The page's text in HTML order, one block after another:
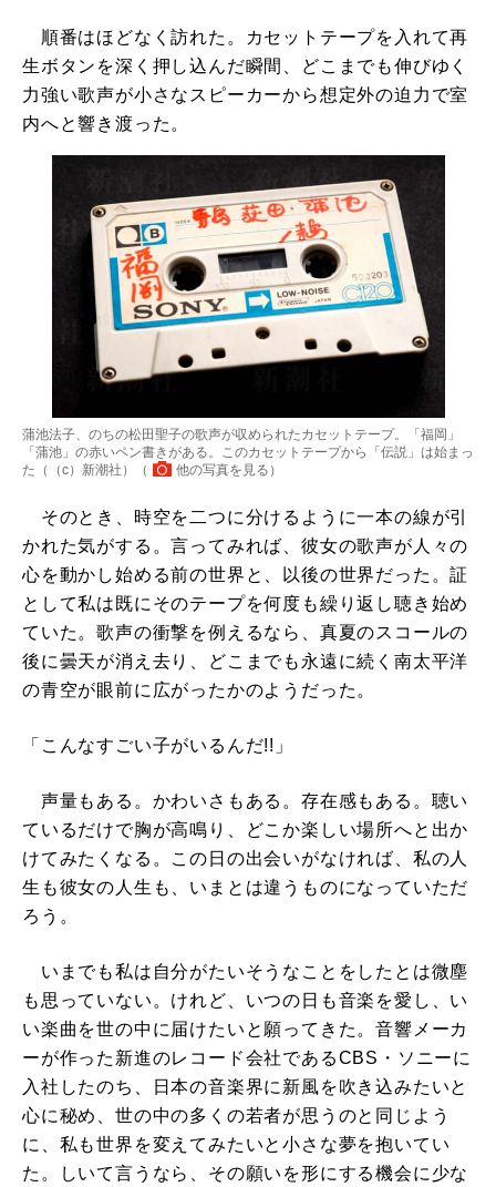
順番はほどなく訪れた。カセットテープを入れて再
生ボタンを深く押し込んだ瞬間、どこまでも伸びゆく
力強い歌声が小さなスピーカーから想定外の迫力で室
内へと響き渡った。
蒲池法子、のちの松田聖子の歌声が収められたカセットテープ。「福岡」
「蒲池」の赤いペン書きがある。このカセットテープから「伝説」は始まっ
た（（c）新潮社）（
他の写真を見る ）
そのとき、時空を二つに分けるように一本の線が引
かれた気がする。言ってみれば、彼女の歌声が人々の
心を動かし始める前の世界と、以後の世界だった。証
として私は既にそのテープを何度も繰り返し聴き始め
ていた。歌声の衝撃を例えるなら、真夏のスコールの
後に曇天が消え去り、どこまでも永遠に続く南太平洋
の青空が眼前に広がったかのようだった。
「こんなすごい子がいるんだ!!」
声量もある。かわいさもある。存在感もある。聴い
ているだけで胸が高鳴り、どこか楽しい場所へと出か
けてみたくなる。この日の出会いがなければ、私の人
生も彼女の人生も、いまとは違うものになっていただ
ろう。
いまでも私は自分がたいそうなことをしたとは微塵
も思っていない。けれど、いつの日も音楽を愛し、い
い楽曲を世の中に届けたいと願ってきた。音響メーカ
ーが作った新進のレコード会社であるCBS・ソニーに
入社したのち、日本の音楽界に新風を吹き込みたいと
心に秘め、世の中の多くの若者が思うのと同じよう
に、私も世界を変えてみたいと小さな夢を抱いてい
た。しいて言うなら、その願いを形にする機会に少な